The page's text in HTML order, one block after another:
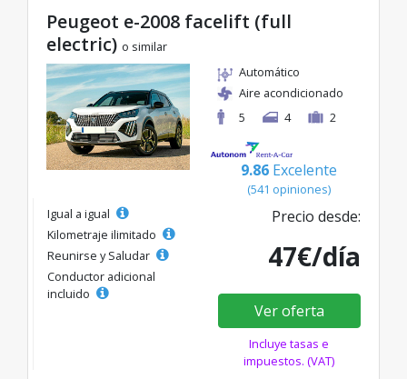
Peugeot e-2008 facelift (full
electric) o similar
Automático
Aire acondicionado
5
4 2
9.86 Excelente
(541 opiniones)
Igual a igual
Kilometraje ilimitado
Reunirse y Saludar
Conductor adicional
incluido
Precio desde:
47€/día
Ver oferta
Incluye tasas e
impuestos. (VAT)